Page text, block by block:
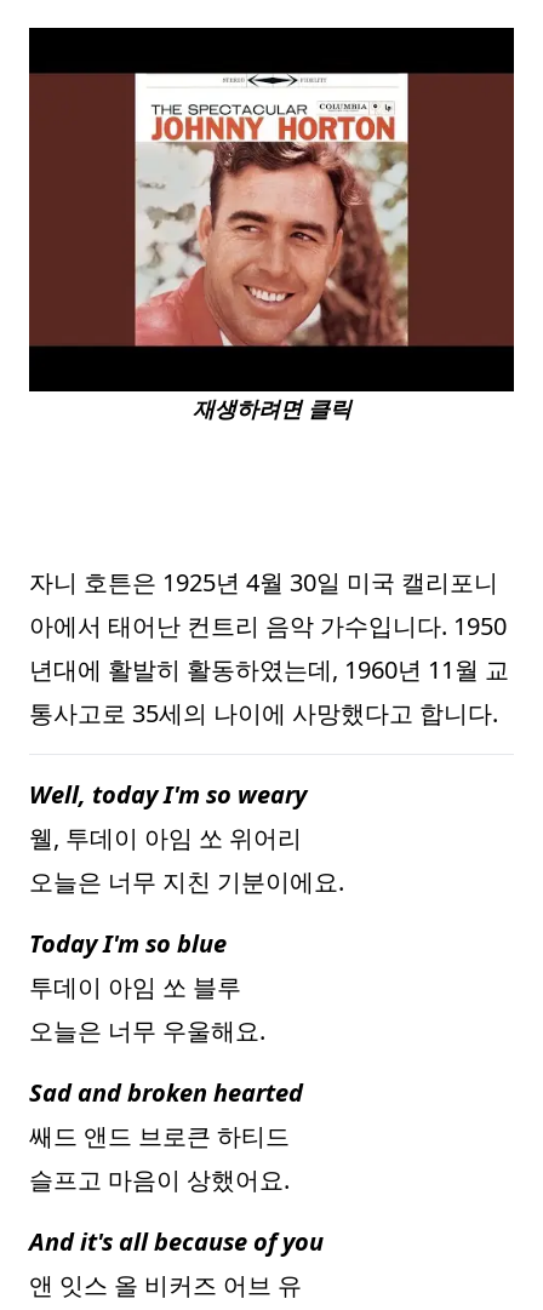
재생하려면 클릭
자니 호튼은 1925년 4월 30일 미국 캘리포니
아에서 태어난 컨트리 음악 가수입니다. 1950
년대에 활발히 활동하였는데, 1960년 11월 교
통사고로 35세의 나이에 사망했다고 합니다.
Well, today I'm so weary
웰, 투데이 아임 쏘 위어리
오늘은 너무 지친 기분이에요.
Today I'm so blue
투데이 아임 쏘 블루
오늘은 너무 우울해요.
Sad and broken hearted
쌔드 앤드 브로큰 하티드
슬프고 마음이 상했어요.
And it's all because of you
앤 잇스 올 비커즈 어브 유